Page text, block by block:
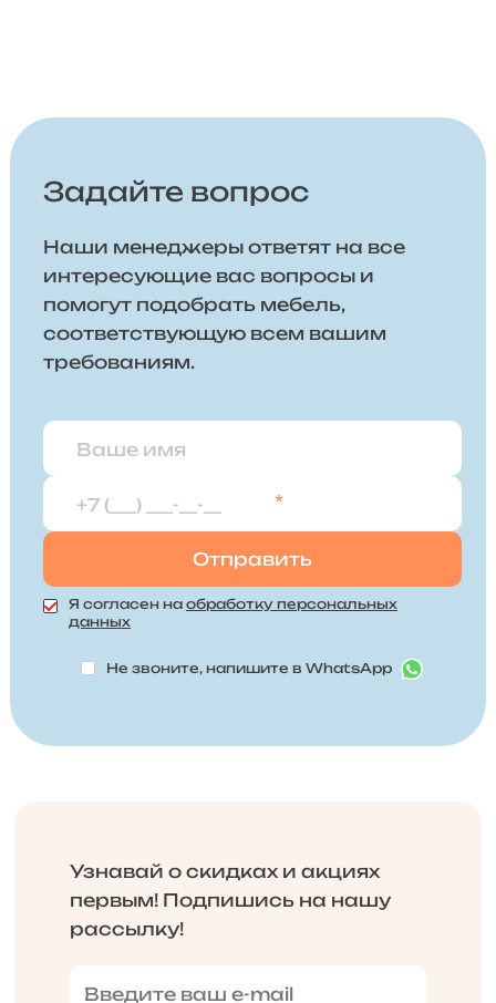
Задайте вопрос
Наши менеджеры ответят на все
интересующие вас вопросы и
помогут подобрать мебель,
соответствующую всем вашим
требованиям.
*
Я согласен на обработку персональных
данных
Не звоните, напишите в WhatsApp
Узнавай о скидках и акциях
первым! Подпишись на нашу
рассылку!